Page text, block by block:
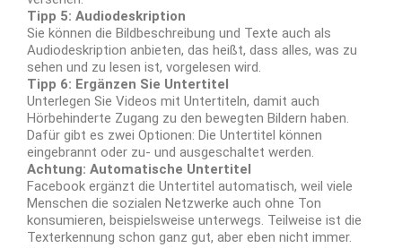
Tipp 5: Audiodeskription
Sie können die Bildbeschreibung und Texte auch als
Audiodeskription anbieten, das heißt, dass alles, was zu
sehen und zu lesen ist, vorgelesen wird.
Tipp 6: Ergänzen Sie Untertitel
Unterlegen Sie Videos mit Untertiteln, damit auch
Hörbehinderte Zugang zu den bewegten Bildern haben.
Dafür gibt es zwei Optionen: Die Untertitel können
eingebrannt oder zu- und ausgeschaltet werden.
Achtung: Automatische Untertitel
Facebook ergänzt die Untertitel automatisch, weil viele
Menschen die sozialen Netzwerke auch ohne Ton
konsumieren, beispielsweise unterwegs. Teilweise ist die
Texterkennung schon ganz gut, aber eben nicht immer.